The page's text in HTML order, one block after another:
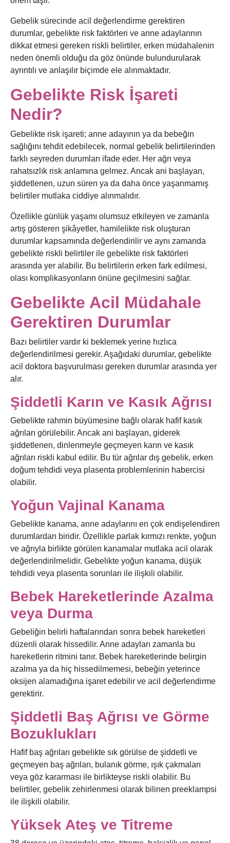
Gebelik sürecinde acil değerlendirme gerektiren
durumlar, gebelikte risk faktörleri ve anne adaylarının
dikkat etmesi gereken riskli belirtiler, erken müdahalenin
neden önemli olduğu da göz önünde bulundurularak
ayrıntılı ve anlaşılır biçimde ele alınmaktadır.
Gebelikte Risk İşareti
Nedir?
Gebelikte risk işareti; anne adayının ya da bebeğin
sağlığını tehdit edebilecek, normal gebelik belirtilerinden
farklı seyreden durumları ifade eder. Her ağrı veya
rahatsızlık risk anlamına gelmez. Ancak ani başlayan,
şiddetlenen, uzun süren ya da daha önce yaşanmamış
belirtiler mutlaka ciddiye alınmalıdır.
Özellikle günlük yaşamı olumsuz etkileyen ve zamanla
artış gösteren şikâyetler, hamilelikte risk oluşturan
durumlar kapsamında değerlendirilir ve aynı zamanda
gebelikte riskli belirtiler ile gebelikte risk faktörleri
arasında yer alabilir. Bu belirtilerin erken fark edilmesi,
olası komplikasyonların önüne geçilmesini sağlar.
Gebelikte Acil Müdahale
Gerektiren Durumlar
Bazı belirtiler vardır ki beklemek yerine hızlıca
değerlendirilmesi gerekir. Aşağıdaki durumlar, gebelikte
acil doktora başvurulması gereken durumlar arasında yer
alır.
Şiddetli Karın ve Kasık Ağrısı
Gebelikte rahmin büyümesine bağlı olarak hafif kasık
ağrıları görülebilir. Ancak ani başlayan, giderek
şiddetlenen, dinlenmeyle geçmeyen karın ve kasık
ağrıları riskli kabul edilir. Bu tür ağrılar dış gebelik, erken
doğum tehdidi veya plasenta problemlerinin habercisi
olabilir.
Yoğun Vajinal Kanama
Gebelikte kanama, anne adaylarını en çok endişelendiren
durumlardan biridir. Özellikle parlak kırmızı renkte, yoğun
ve ağrıyla birlikte görülen kanamalar mutlaka acil olarak
değerlendirilmelidir. Gebelikte yoğun kanama, düşük
tehdidi veya plasenta sorunları ile ilişkili olabilir.
Bebek Hareketlerinde Azalma
veya Durma
Gebeliğin belirli haftalarından sonra bebek hareketleri
düzenli olarak hissedilir. Anne adayları zamanla bu
hareketlerin ritmini tanır. Bebek hareketlerinde belirgin
azalma ya da hiç hissedilmemesi, bebeğin yeterince
oksijen alamadığına işaret edebilir ve acil değerlendirme
gerektirir.
Şiddetli Baş Ağrısı ve Görme
Bozuklukları
Hafif baş ağrıları gebelikte sık görülse de şiddetli ve
geçmeyen baş ağrıları, bulanık görme, ışık çakmaları
veya göz kararması ile birlikteyse riskli olabilir. Bu
belirtiler, gebelik zehirlenmesi olarak bilinen preeklampsi
ile ilişkili olabilir.
Yüksek Ateş ve Titreme